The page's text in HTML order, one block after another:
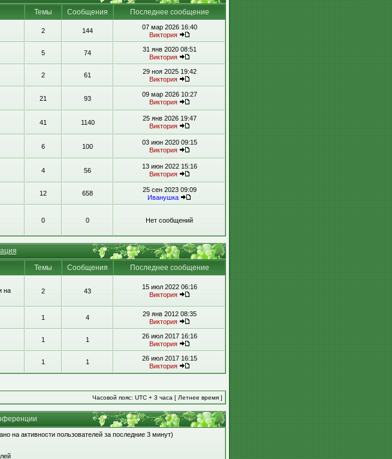
Темы Сообщения Последнее сообщение
2 144
07 мар 2026 16:40
Виктория
5 74
31 янв 2020 08:51
Виктория
2 61
29 ноя 2025 19:42
Виктория
21 93
09 мар 2026 10:27
Виктория
41 1140
25 янв 2026 19:47
Виктория
6 100
03 июн 2020 09:15
Виктория
4 56
13 июн 2022 15:16
Виктория
12 658
25 сен 2023 09:09
Иванушка
0 0 Нет сообщений
Темы Сообщения
Последнее сообщение
на
2 43
15 июл 2022 06:16
Виктория
1 4
29 янв 2012 08:35
Виктория
1 1
26 июл 2017 16:16
Виктория
1 1
26 июл 2017 16:15
Виктория
Часовой пояс: UTC + 3 часа [ Летнее время ]
на активности пользователей за последние 3 минут)